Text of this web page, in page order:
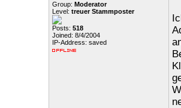
Group: Moderator
Level: treuer Stammposter
Posts: 518
Joined: 8/4/2004
IP-Address: saved